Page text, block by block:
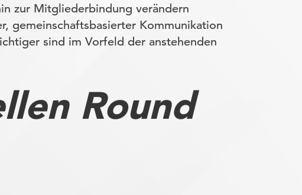
zur Mitgliederbindung verändern
gemeinschaftsbasierter Kommunikation
sind im Vorfeld der anstehenden
Round